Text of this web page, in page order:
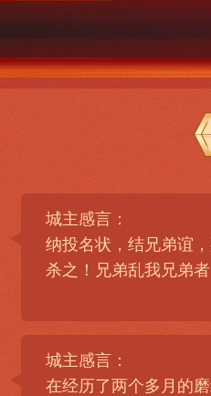
城主感言：
纳投名状，结兄弟谊
杀之！兄弟乱我兄弟
城主感言：
在经历了两个多月的